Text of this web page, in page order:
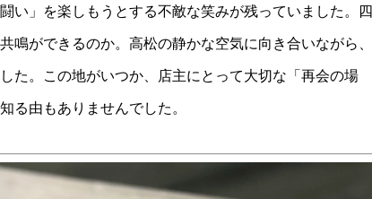
い」を楽しもうとする不敵な笑みが残っていました。四
鳴ができるのか。高松の静かな空気に向き合いながら、
た。この地がいつか、店主にとって大切な「再会の場
る由もありませんでした。